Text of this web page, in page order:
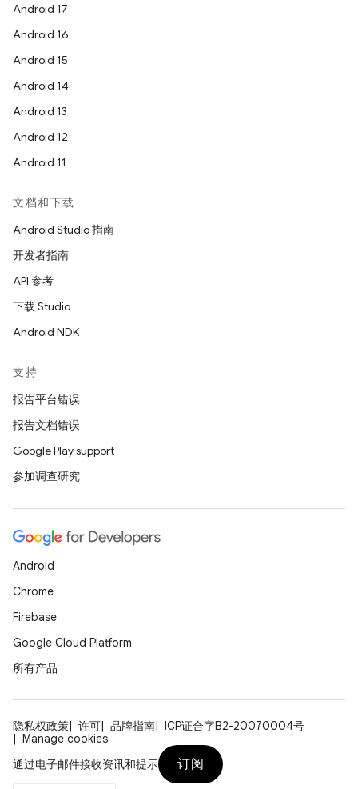
Android 17
Android 16
Android 15
Android 14
Android 13
Android 12
Android 11
文档和下载
Android Studio 指南
开发者指南
API 参考
下载 Studio
Android NDK
支持
报告平台错误
报告文档错误
Google Play support
参加调查研究
Android
Chrome
Firebase
Google Cloud Platform
所有产品
隐私权政策 许可 品牌指南
ICP证合字B2-20070004号
Manage cookies
通过电子邮件接收资讯和提示
订阅